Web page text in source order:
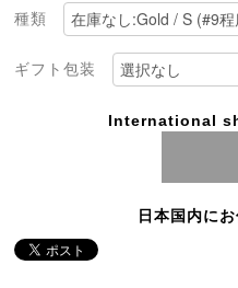
種類
ギフト包装
International
日本国内に